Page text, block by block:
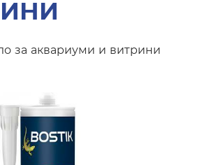
за аквариуми и витрини